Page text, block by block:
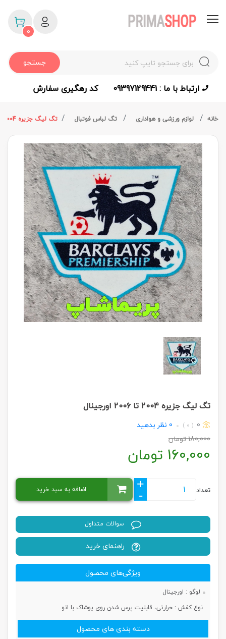
جستجو
0
ارتباط با ما : 09397129441 کد رهگیری سفارش
خانه لوازم ورزشی و هواداری تگ لباس فوتبال تگ لیگ جزیره 2004 تا 2006 اورجینال
تگ لیگ جزیره 2004 تا 2006 اورجینال
0
( 0 )
0 نظر بدهید
180,000تومان
160,000 تومان
تعداد
+
-
اضافه به سبد خرید
سوالات متداول
راهنمای خرید
ویژگی‌های محصول
لوگو : اورجینال
نوع کفش : حرارتی، قابلیت پرس شدن روی پوشاک با اتو
دسته بندی های محصول